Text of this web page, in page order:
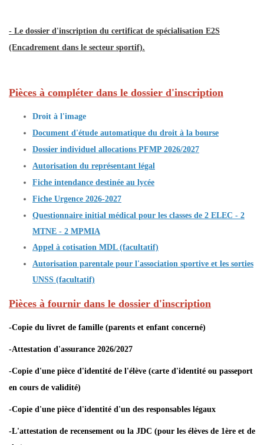
- Le dossier d'inscription du certificat de spécialisation E2S
(Encadrement dans le secteur sportif).
Pièces à compléter dans le dossier d'inscription
Droit à l'image
Document d'étude automatique du droit à la bourse
Dossier individuel allocations PFMP 2026/2027
Autorisation du représentant légal
Fiche intendance destinée au lycée
Fiche Urgence 2026-2027
Questionnaire initial médical pour les classes de 2 ELEC - 2
MTNE - 2 MPMIA
Appel à cotisation MDL (facultatif)
Autorisation parentale pour l'association sportive et les sorties
UNSS (facultatif)
Pièces à fournir dans le dossier d'inscription
-Copie du livret de famille (parents et enfant concerné)
-Attestation d'assurance 2026/2027
-Copie d'une pièce d'identité de l'élève (carte d'identité ou passeport
en cours de validité)
-Copie d'une pièce d'identité d'un des responsables légaux
-L'attestation de recensement ou la JDC (pour les élèves de 1ère et de